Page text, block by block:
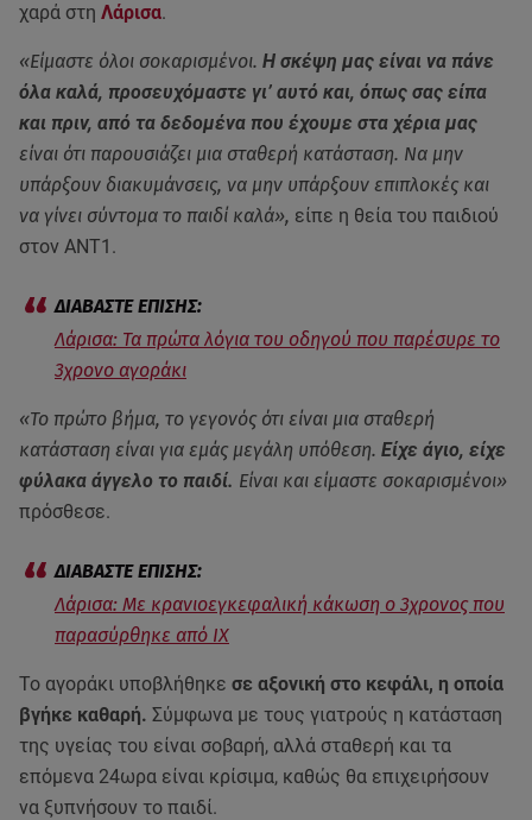
χαρά στη Λάρισα.
«Είμαστε όλοι σοκαρισμένοι. Η σκέψη μας είναι να πάνε
όλα καλά, προσευχόμαστε γι’ αυτό και, όπως σας είπα
και πριν, από τα δεδομένα που έχουμε στα χέρια μας
είναι ότι παρουσιάζει μια σταθερή κατάσταση. Να μην
υπάρξουν διακυμάνσεις, να μην υπάρξουν επιπλοκές και
να γίνει σύντομα το παιδί καλά», είπε η θεία του παιδιού
στον ΑΝΤ1.
Λάρισα: Τα πρώτα λόγια του οδηγού που παρέσυρε το
3χρονο αγοράκι
«Το πρώτο βήμα, το γεγονός ότι είναι μια σταθερή
κατάσταση είναι για εμάς μεγάλη υπόθεση. Είχε άγιο, είχε
φύλακα άγγελο το παιδί. Είναι και είμαστε σοκαρισμένοι»
πρόσθεσε.
Λάρισα: Με κρανιοεγκεφαλική κάκωση ο 3χρονος που
παρασύρθηκε από ΙΧ
Το αγοράκι υποβλήθηκε σε αξονική στο κεφάλι, η οποία
βγήκε καθαρή. Σύμφωνα με τους γιατρούς η κατάσταση
της υγείας του είναι σοβαρή, αλλά σταθερή και τα
επόμενα 24ωρα είναι κρίσιμα, καθώς θα επιχειρήσουν
να ξυπνήσουν το παιδί.